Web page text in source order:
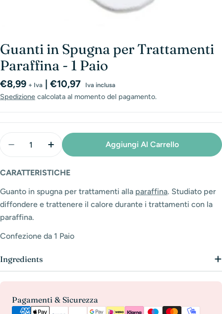
Guanti in Spugna per Trattamenti
Paraffina - 1 Paio
Prezzo
normale
€8,99 + Iva | €10,97 Iva inclusa
Spedizione calcolata al momento del pagamento.
Diminuisci La Quantità Per Guanti In Spugna Per
Aumenta La Quantità Per Guanti In
Aggiungi Al Carrello
CARATTERISTICHE
Guanto in spugna per trattamenti alla paraffina. Studiato per
diffondere e trattenere il calore durante i trattamenti con la
paraffina.
Confezione da 1 Paio
Ingredients
Pagamenti & Sicurezza
Metodi